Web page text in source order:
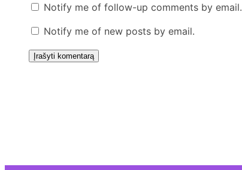
Notify me of follow-up comments by email.
Notify me of new posts by email.